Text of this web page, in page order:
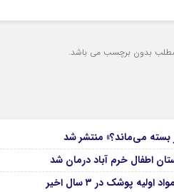
بدون برچسب می باشد.
بسته می‌ماند؟» منتشر شد
اطفال خرم آباد درمان شد
پوشک در ۳ سال اخیر